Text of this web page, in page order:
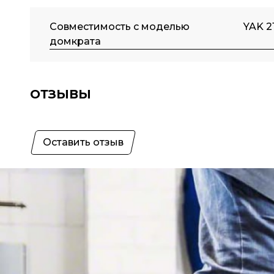
Совместимость с моделью
домкрата
YAK
ОТЗЫВЫ
Оставить отзыв